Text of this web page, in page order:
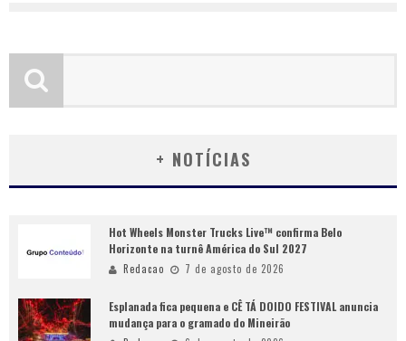
+ NOTÍCIAS
Hot Wheels Monster Trucks Live™ confirma Belo
Horizonte na turnê América do Sul 2027
Redacao 7 de agosto de 2026
Esplanada fica pequena e CÊ TÁ DOIDO FESTIVAL anuncia
mudança para o gramado do Mineirão